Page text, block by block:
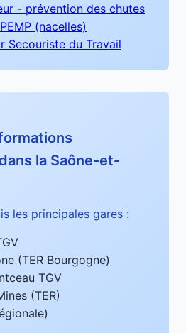
- prévention des chutes
(nacelles)
Secouriste du Travail
la Saône-et-
les principales gares :
(TER Bourgogne)
TGV
(TER)